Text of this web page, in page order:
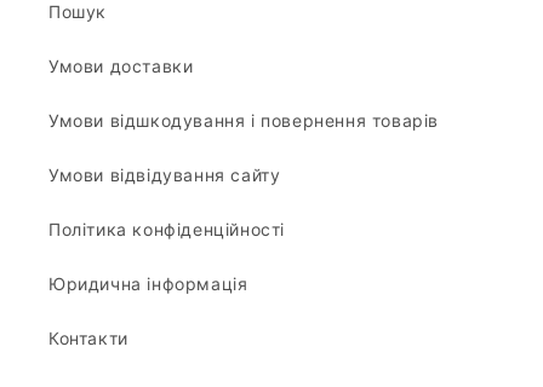
Пошук
Умови доставки
Умови відшкодування і повернення товарів
Умови відвідування сайту
Політика конфіденційності
Юридична інформація
Контакти